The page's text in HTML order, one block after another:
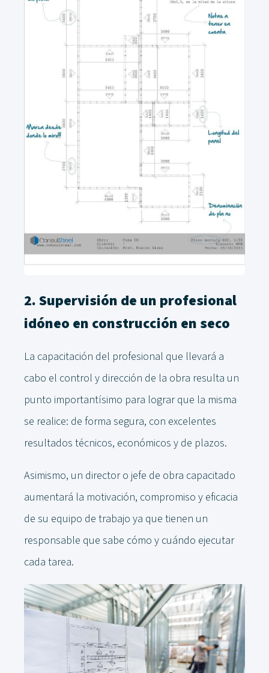
2. Supervisión de un profesional
idóneo en construcción en seco
La capacitación del profesional que llevará a
cabo el control y dirección de la obra resulta un
punto importantísimo para lograr que la misma
se realice: de forma segura, con excelentes
resultados técnicos, económicos y de plazos.
Asimismo, un director o jefe de obra capacitado
aumentará la motivación, compromiso y eficacia
de su equipo de trabajo ya que tienen un
responsable que sabe cómo y cuándo ejecutar
cada tarea.